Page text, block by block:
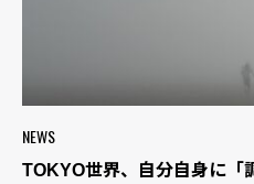
NEWS
TOKYO世界、自分自身に「